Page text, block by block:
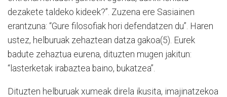
dezakete taldeko kideek?”. Zuzena ere Sasiainen
erantzuna: “Gure filosofiak hori defendatzen du”. Haren
ustez, helburuak zehaztean datza gakoa(5). Eurek
badute zehaztua eurena, dituzten mugen jakitun:
“lasterketak irabaztea baino, bukatzea”.
Dituzten helburuak xumeak direla ikusita, imajinatzekoa